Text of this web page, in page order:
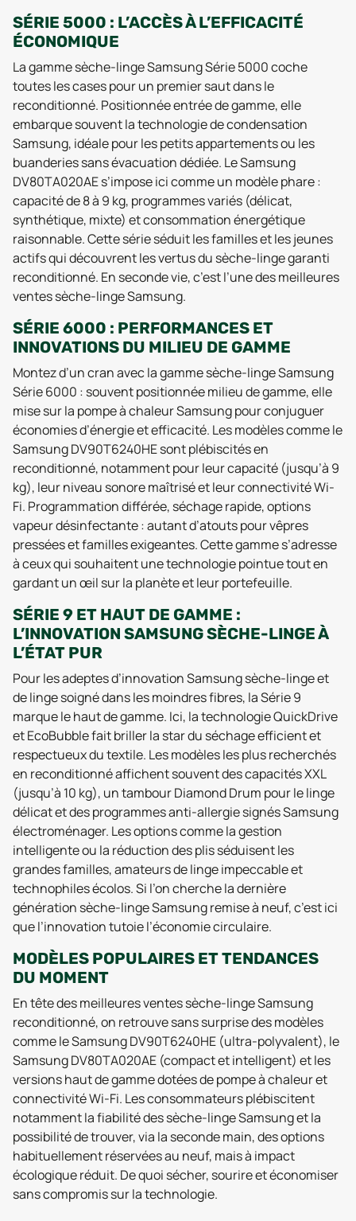
SÉRIE 5000 : L’ACCÈS À L’EFFICACITÉ
ÉCONOMIQUE
La gamme sèche-linge Samsung Série 5000 coche
toutes les cases pour un premier saut dans le
reconditionné. Positionnée entrée de gamme, elle
embarque souvent la technologie de condensation
Samsung, idéale pour les petits appartements ou les
buanderies sans évacuation dédiée. Le Samsung
DV80TA020AE s’impose ici comme un modèle phare :
capacité de 8 à 9 kg, programmes variés (délicat,
synthétique, mixte) et consommation énergétique
raisonnable. Cette série séduit les familles et les jeunes
actifs qui découvrent les vertus du sèche-linge garanti
reconditionné. En seconde vie, c’est l’une des meilleures
ventes sèche-linge Samsung.
SÉRIE 6000 : PERFORMANCES ET
INNOVATIONS DU MILIEU DE GAMME
Montez d’un cran avec la gamme sèche-linge Samsung
Série 6000 : souvent positionnée milieu de gamme, elle
mise sur la pompe à chaleur Samsung pour conjuguer
économies d’énergie et efficacité. Les modèles comme le
Samsung DV90T6240HE sont plébiscités en
reconditionné, notamment pour leur capacité (jusqu’à 9
kg), leur niveau sonore maîtrisé et leur connectivité Wi-
Fi. Programmation différée, séchage rapide, options
vapeur désinfectante : autant d’atouts pour vêpres
pressées et familles exigeantes. Cette gamme s’adresse
à ceux qui souhaitent une technologie pointue tout en
gardant un œil sur la planète et leur portefeuille.
SÉRIE 9 ET HAUT DE GAMME :
L’INNOVATION SAMSUNG SÈCHE-LINGE À
L’ÉTAT PUR
Pour les adeptes d’innovation Samsung sèche-linge et
de linge soigné dans les moindres fibres, la Série 9
marque le haut de gamme. Ici, la technologie QuickDrive
et EcoBubble fait briller la star du séchage efficient et
respectueux du textile. Les modèles les plus recherchés
en reconditionné affichent souvent des capacités XXL
(jusqu’à 10 kg), un tambour Diamond Drum pour le linge
délicat et des programmes anti-allergie signés Samsung
électroménager. Les options comme la gestion
intelligente ou la réduction des plis séduisent les
grandes familles, amateurs de linge impeccable et
technophiles écolos. Si l’on cherche la dernière
génération sèche-linge Samsung remise à neuf, c’est ici
que l’innovation tutoie l’économie circulaire.
MODÈLES POPULAIRES ET TENDANCES
DU MOMENT
En tête des meilleures ventes sèche-linge Samsung
reconditionné, on retrouve sans surprise des modèles
comme le Samsung DV90T6240HE (ultra-polyvalent), le
Samsung DV80TA020AE (compact et intelligent) et les
versions haut de gamme dotées de pompe à chaleur et
connectivité Wi-Fi. Les consommateurs plébiscitent
notamment la fiabilité des sèche-linge Samsung et la
possibilité de trouver, via la seconde main, des options
habituellement réservées au neuf, mais à impact
écologique réduit. De quoi sécher, sourire et économiser
sans compromis sur la technologie.